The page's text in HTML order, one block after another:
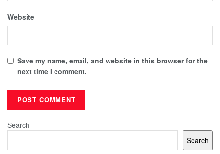
Website
Save my name, email, and website in this browser for the
next time I comment.
Search
Search